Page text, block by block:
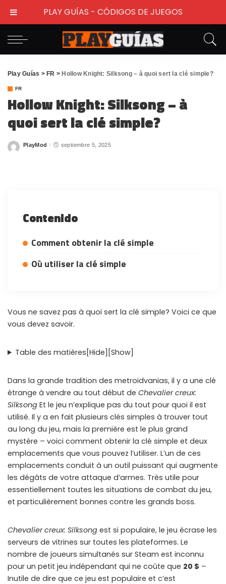
WHY JOIN THE CHANNEL?
ALL PERKS — ZERO NOISE • 100% FREE
▲COLLAPSE
No subscription, no credit card required — ever
Tricks BEFORE website
Get exclusive codes and strategies before anyone else
Play Guías > FR > Hollow Knight: Silksong – à quoi sert la clé simple?
FR
Hollow Knight: Silksong – à
quoi sert la clé simple?
Posted
PlayMod septiembre 5, 2025
Contenido
Comment obtenir la clé simple
Où utiliser la clé simple
Vous ne savez pas à quoi sert la clé simple? Voici ce que
vous devez savoir.
Table des matières [Hide] [Show]
Dans la grande tradition des metroidvanias, il y a une clé
étrange à vendre au tout début de Chevalier creux:
Silksong Et le jeu n’explique pas du tout pour quoi il est
utilisé. Il y a en fait plusieurs clés simples à trouver tout
au long du jeu, mais la première est le plus grand
mystère – voici comment obtenir la clé simple et deux
emplacements que vous pouvez l’utiliser. L’un de ces
emplacements conduit à un outil puissant qui augmente
les dégâts de votre attaque d’armes. Très utile pour
essentiellement toutes les situations de combat du jeu,
et particulièrement bonnes contre les grands boss.
Chevalier creux: Silksong est si populaire, le jeu écrase les
serveurs de vitrines sur toutes les plateformes. Le
nombre de joueurs simultanés sur Steam est inconnu
pour un petit jeu indépendant qui ne coûte que 20 $ –
Inutile de dire que ce jeu est populaire et c’est
PLAY GUÍAS - CÓDIGOS DE JUEGOS